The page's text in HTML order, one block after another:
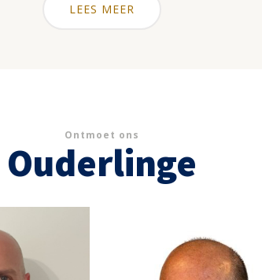
LEES MEER
Ontmoet ons
Ouderlinge